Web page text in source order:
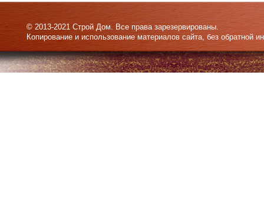
© 2013-2021 Строй Дом. Все права зарезервированы.
Копирование и использование материалов сайта, без обратной